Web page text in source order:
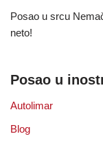
Posao u srcu
neto!
Posao u
Autolimar
Blog